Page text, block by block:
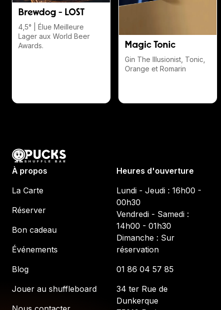
Brewdog - LOST
4,5° | Élue Meilleure
Lager aux World Beer
Awards. Magic Tonic
Gin The Illusionist, Tonic,
Orange et Romarin
À propos
La Carte
Réserver
Bon cadeau
Événements
Blog
Jouer au shuffleboard
Heures d'ouverture
Lundi - Jeudi : 16h00 -
00h30
Vendredi - Samedi :
14h00 - 01h30
Dimanche : Sur
réservation
01 86 04 57 85
34 ter Rue de
Dunkerque